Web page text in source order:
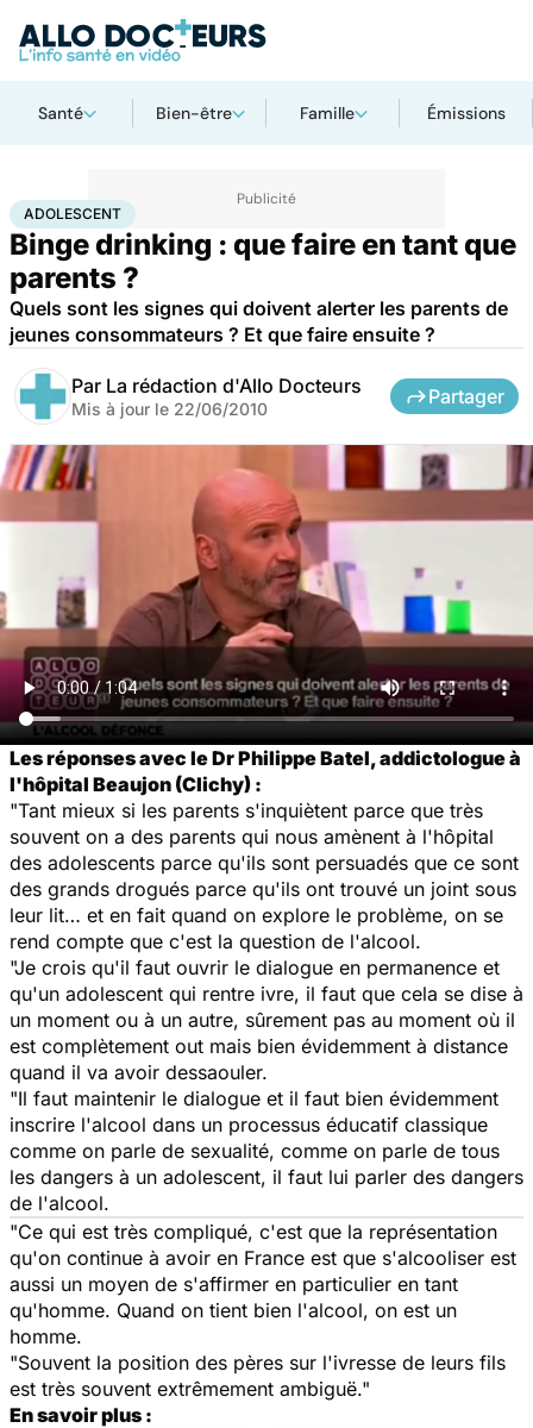
Santé Bien-être Famille Émissions
AccueilSantéMaladies Drogues et addictions
ADOLESCENT
Binge drinking : que faire en tant que
parents ?
Quels sont les signes qui doivent alerter les parents de
jeunes consommateurs ? Et que faire ensuite ?
Par La rédaction d'Allo Docteurs
Mis à jour le 22/06/2010
Partager
Les réponses avec le Dr Philippe Batel, addictologue à
l'hôpital Beaujon (Clichy) :
"Tant mieux si les parents s'inquiètent parce que très
souvent on a des parents qui nous amènent à l'hôpital
des adolescents parce qu'ils sont persuadés que ce sont
des grands drogués parce qu'ils ont trouvé un joint sous
leur lit… et en fait quand on explore le problème, on se
rend compte que c'est la question de l'alcool.
"Je crois qu'il faut ouvrir le dialogue en permanence et
qu'un adolescent qui rentre ivre, il faut que cela se dise à
un moment ou à un autre, sûrement pas au moment où il
est complètement out mais bien évidemment à distance
quand il va avoir dessaouler.
"Il faut maintenir le dialogue et il faut bien évidemment
inscrire l'alcool dans un processus éducatif classique
comme on parle de sexualité, comme on parle de tous
les dangers à un adolescent, il faut lui parler des dangers
de l'alcool.
"Ce qui est très compliqué, c'est que la représentation
qu'on continue à avoir en France est que s'alcooliser est
aussi un moyen de s'affirmer en particulier en tant
qu'homme. Quand on tient bien l'alcool, on est un
homme.
"Souvent la position des pères sur l'ivresse de leurs fils
est très souvent extrêmement ambiguë."
En savoir plus :